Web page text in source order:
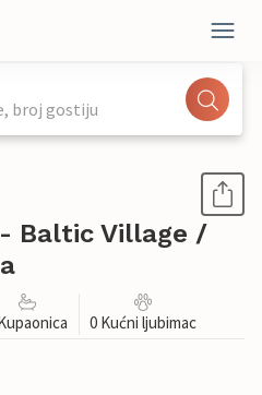
broj gostiju
Baltic Village /
0 Kućni ljubimac